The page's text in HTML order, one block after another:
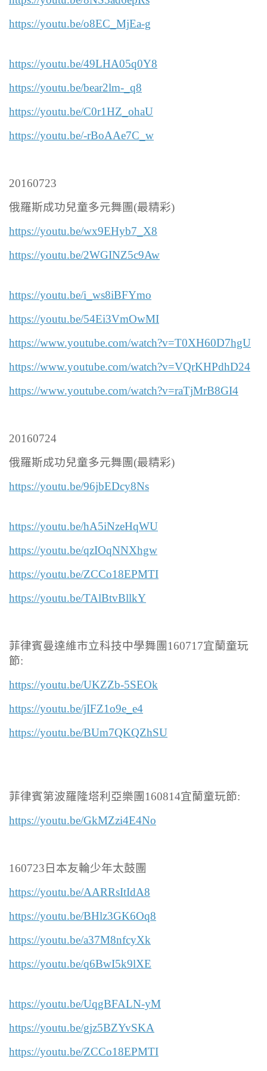
https://youtu.be/o8EC_MjEa-g
https://youtu.be/49LHA05q0Y8
https://youtu.be/bear2lm-_q8
https://youtu.be/C0r1HZ_ohaU
https://youtu.be/-rBoAAe7C_w
20160723
俄羅斯成功兒童多元舞團(最精彩)
https://youtu.be/wx9EHyb7_X8
https://youtu.be/2WGINZ5c9Aw
https://youtu.be/i_ws8iBFYmo
https://youtu.be/54Ei3VmOwMI
https://www.youtube.com/watch?v=T0XH60D7hgU
https://www.youtube.com/watch?v=VQrKHPdhD24
https://www.youtube.com/watch?v=raTjMrB8GI4
20160724
俄羅斯成功兒童多元舞團(最精彩)
https://youtu.be/96jbEDcy8Ns
https://youtu.be/hA5iNzeHqWU
https://youtu.be/qzIOqNNXhgw
https://youtu.be/ZCCo18EPMTI
https://youtu.be/TAlBtvBllkY
菲律賓曼達維市立科技中學舞團160717宜蘭童玩
節:
https://youtu.be/UKZZb-5SEOk
https://youtu.be/jIFZ1o9e_e4
https://youtu.be/BUm7QKQZhSU
菲律賓第波羅隆塔利亞樂團160814宜蘭童玩節:
https://youtu.be/GkMZzi4E4No
160723日本友輪少年太鼓團
https://youtu.be/AARRsItIdA8
https://youtu.be/BHlz3GK6Oq8
https://youtu.be/a37M8nfcyXk
https://youtu.be/q6BwI5k9lXE
https://youtu.be/UqgBFALN-yM
https://youtu.be/gjz5BZYvSKA
https://youtu.be/ZCCo18EPMTI